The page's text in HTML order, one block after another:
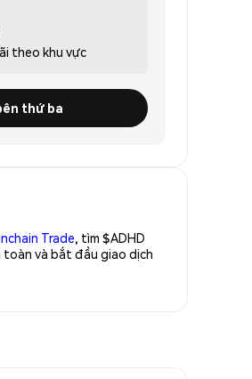
theo khu vực
thứ ba
Trade, tìm $ADHD
toàn và bắt đầu giao dịch